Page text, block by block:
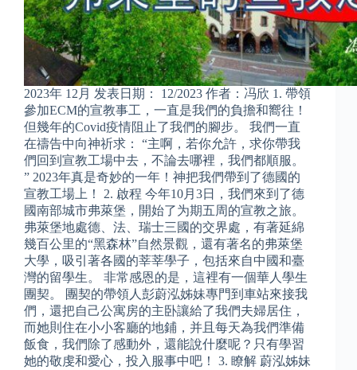
2023年 12月 发表日期： 12/2023 作者：冯欣 1. 帶領
參加ECM的宣教事工，一直是我們的負擔和嚮往！
但幾年的Covid疫情阻止了我們的腳步。 我們一直
在禱告中向神祈求： “主啊，若你允許，求你帶我
們回到宣教工場中去，不論去哪裡，我們都順服。
” 2023年真是奇妙的一年！神把我們帶到了德國的
宣教工場上！ 2. 啟程 今年10月3日，我們來到了德
國南部城市弗萊堡，開始了为期五周的宣教之旅。
弗萊堡地處德、法、瑞士三國的交界處，有著延綿
幾百公里的“黑森林”自然景觀，還有著名的弗萊堡
大學，吸引著各國的莘莘學子，包括來自中國和臺
灣的留學生。 非常感恩的是，這裡有一個華人學生
團契。 團契的帶領人彭蔚泓姊妹專門到車站來接我
們，還把自己公寓房的主卧讓給了我們夫婦居住，
而她則住在小小客廳的地鋪，并且每天為我們準備
飯食，我們除了感動外，還能說什麼呢？只有學習
她的敬虔和愛心，投入服事中吧！ 3. 瞭解 蔚泓姊妹